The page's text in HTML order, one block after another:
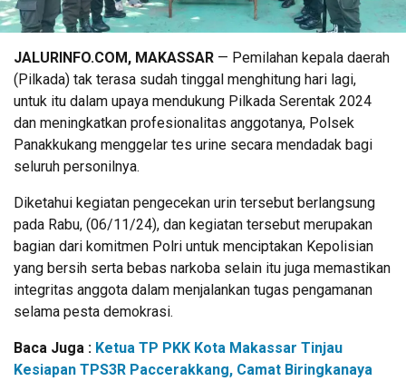
JALURINFO.COM, MAKASSAR — Pemilahan kepala daerah
(Pilkada) tak terasa sudah tinggal menghitung hari lagi,
untuk itu dalam upaya mendukung Pilkada Serentak 2024
dan meningkatkan profesionalitas anggotanya, Polsek
Panakkukang menggelar tes urine secara mendadak bagi
seluruh personilnya.
Diketahui kegiatan pengecekan urin tersebut berlangsung
pada Rabu, (06/11/24), dan kegiatan tersebut merupakan
bagian dari komitmen Polri untuk menciptakan Kepolisian
yang bersih serta bebas narkoba selain itu juga memastikan
integritas anggota dalam menjalankan tugas pengamanan
selama pesta demokrasi.
Baca Juga : Ketua TP PKK Kota Makassar Tinjau
Kesiapan TPS3R Paccerakkang, Camat Biringkanaya